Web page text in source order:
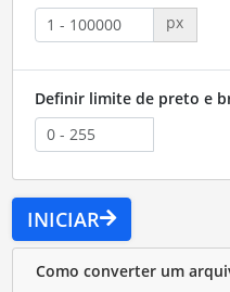
px
Definir limite de preto e
INICIAR
Como converter um